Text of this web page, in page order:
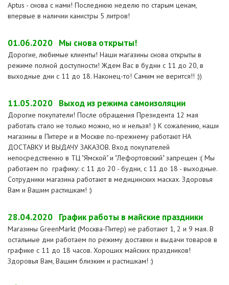
Aptus - снова с нами! Последнюю неделю по старым ценам,
впервые в наличии канистры 5 литров!
01.06.2020 Мы снова открыты!
Дорогие, любимые клиенты! Наши магазины снова открыты в
режиме полной доступности! Ждем Вас в будни с 11 до 20, в
выходные дни с 11 до 18. Наконец-то! Самим не верится!! :))
11.05.2020 Выход из режима самоизоляции
Дорогие покупатели! После обращения Президента 12 мая
работать стало не только можно, но и нельзя! :) К сожалению, наши
магазины в Питере и в Москве по-прежнему работают НА
ДОСТАВКУ И ВЫДАЧУ ЗАКАЗОВ. Вход покупателей
непосредственно в ТЦ "Ямской" и "Лефортовский" запрещен :( Мы
работаем по графику: с 11 до 20 - будни, с 11 до 18 - выходные.
Сотрудники магазина работают в медицинских масках. Здоровья
Вам и Вашим растишкам! :)
28.04.2020 График работы в майские праздники
Магазины GreenMarkt (Москва-Питер) не работают 1, 2 и 9 мая. В
остальные дни работаем по режиму доставки и выдачи товаров в
графике с 11 до 18 часов. Хороших майских праздников!
Здоровья Вам, Вашим близким и растишкам! :)